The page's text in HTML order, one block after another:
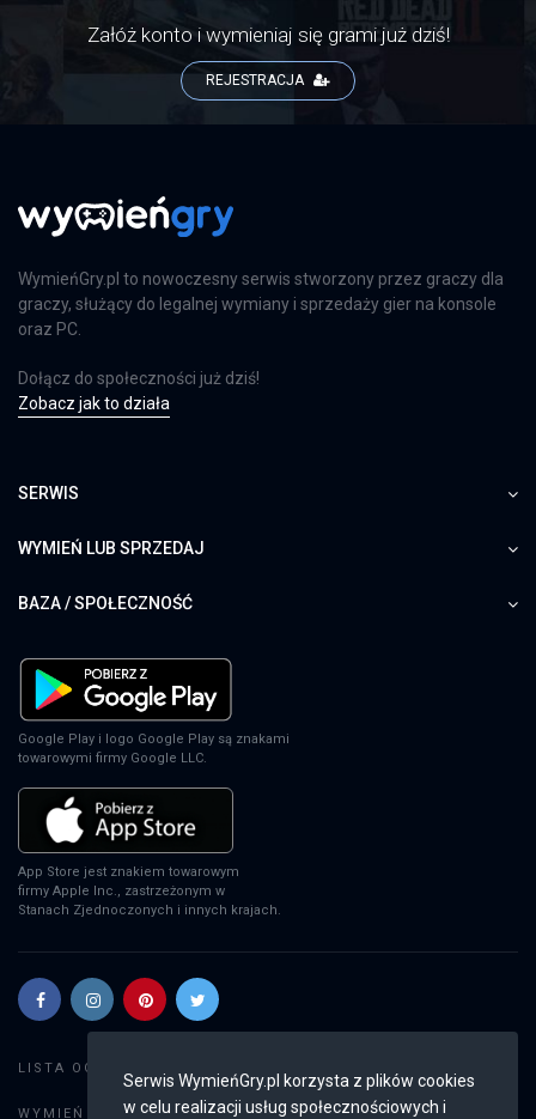
Serwis WymieńGry.pl korzysta z plików cookies
w celu realizacji usług społecznościowych i
Załóż konto i wymieniaj się grami już dziś!
REJESTRACJA
WymieńGry.pl to nowoczesny serwis stworzony przez graczy dla
graczy, służący do legalnej wymiany i sprzedaży gier na konsole
oraz PC.
Dołącz do społeczności już dziś!
Zobacz jak to działa
SERWIS
WYMIEŃ LUB SPRZEDAJ
BAZA / SPOŁECZNOŚĆ
Google Play i logo Google Play są znakami
towarowymi firmy Google LLC.
App Store jest znakiem towarowym
firmy Apple Inc., zastrzeżonym w
Stanach Zjednoczonych i innych krajach.
LISTA OGŁOSZEŃ:
WYMIEŃ GRY: Dodaj ogłoszenie